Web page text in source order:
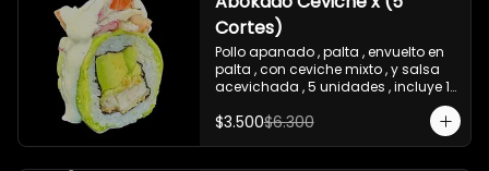
Cortes)
Pollo apanado , palta , envuelto en
palta , con ceviche mixto , y salsa
acevichada , 5 unidades , incluye 1
$3.500$6.300